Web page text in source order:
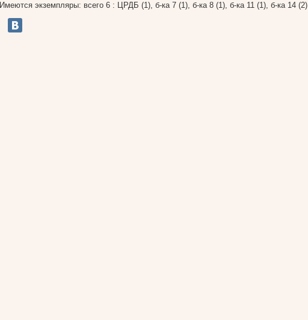
Имеются экземпляры: всего 6 : ЦРДБ (1), б-ка 7 (1), б-ка 8 (1), б-ка 11 (1), б-ка 14 (2)